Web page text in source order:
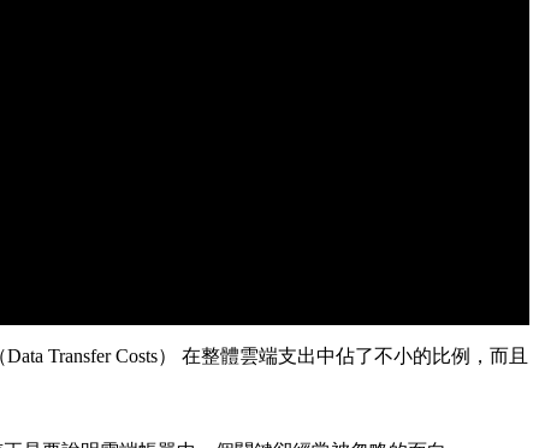
Transfer Costs） 在整體雲端支出中佔了不小的比例，而且